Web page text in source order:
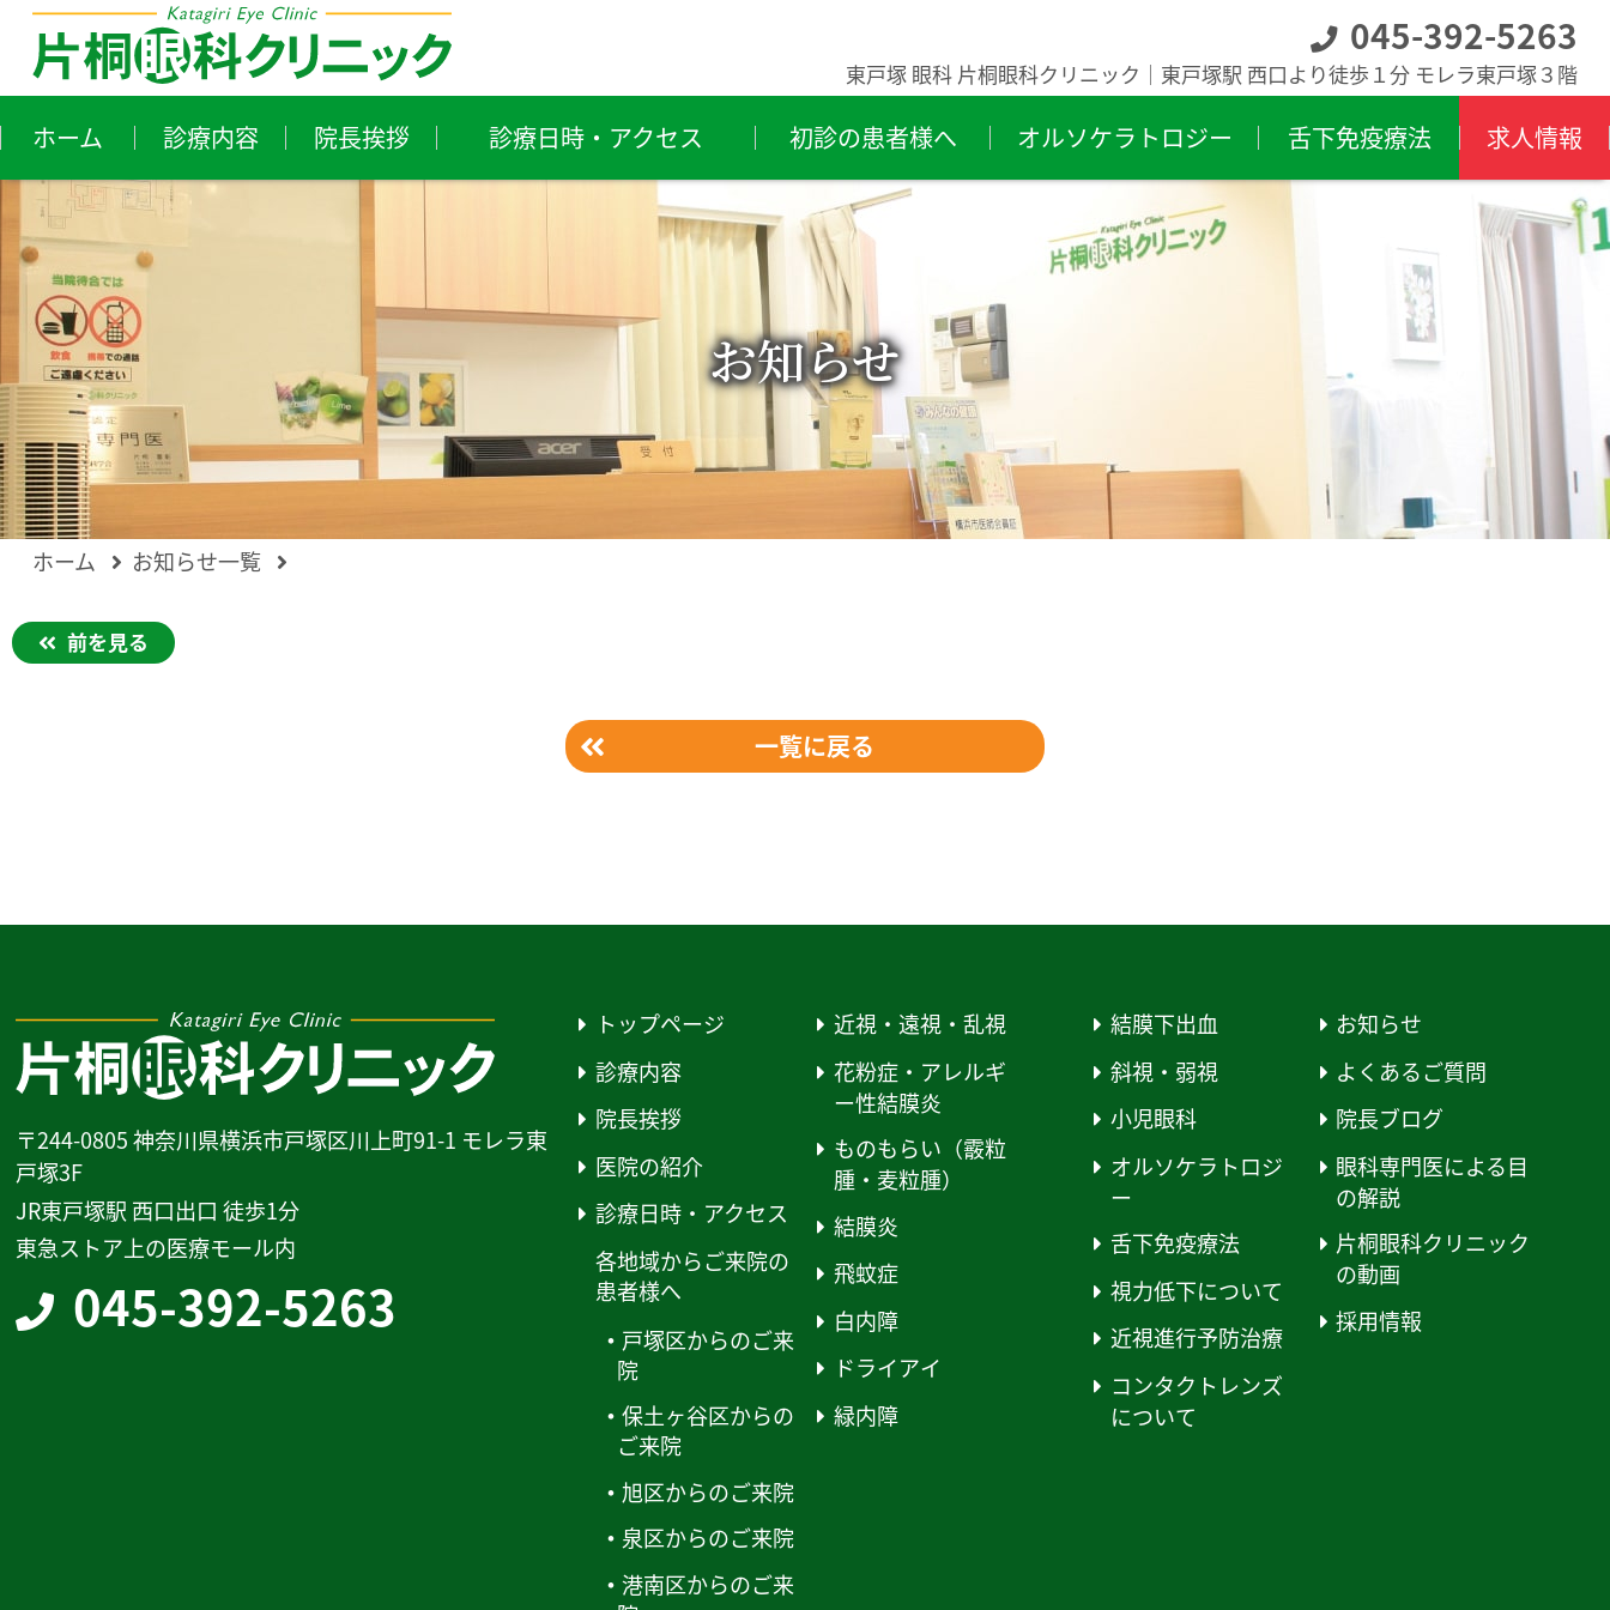
045-392-5263
東戸塚 眼科 片桐眼科クリニック｜東戸塚駅 西口より徒歩１分 モレラ東戸塚３階
ホーム 診療内容
アレルギー性結膜炎
ものもらい
（霰粒腫・麦粒腫）
結膜炎
ドライアイ 緑内障
斜視・弱視
小児眼科
院長挨拶 診療日時・アクセス 初診の患者様へ オルソケラトロジー 舌下免疫療法 求人情報
お知らせ
ホーム お知らせ一覧
前を見る
一覧に戻る
〒244-0805 神奈川県横浜市戸塚区川上町91-1 モレラ東
戸塚3F
JR東戸塚駅 西口出口 徒歩1分
東急ストア上の医療モール内
045-392-5263
トップページ
診療内容
院長挨拶
医院の紹介
診療日時・アクセス
各地域からご来院の
患者様へ
戸塚区からのご来
院
保土ヶ谷区からの
ご来院
旭区からのご来院
泉区からのご来院
港南区からのご来
近視・遠視・乱視
花粉症・アレルギ
ー性結膜炎
ものもらい（霰粒
腫・麦粒腫）
結膜炎
飛蚊症
白内障
ドライアイ
緑内障
結膜下出血
斜視・弱視
小児眼科
オルソケラトロジ
ー
舌下免疫療法
視力低下について
近視進行予防治療
コンタクトレンズ
について
お知らせ
よくあるご質問
院長ブログ
眼科専門医による目
の解説
片桐眼科クリニック
の動画
採用情報